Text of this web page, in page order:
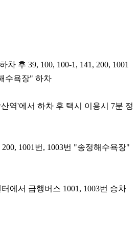
후 39, 100, 100-1, 141, 200, 1001
수욕장" 하차
역'에서 하차 후 택시 이용시 7분 정
200, 1001번, 1003번 "송정해수욕장"
에서 급행버스 1001, 1003번 승차